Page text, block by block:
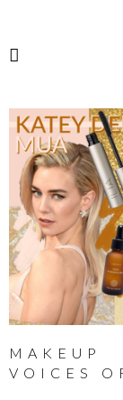
MAKEUP
VOICES